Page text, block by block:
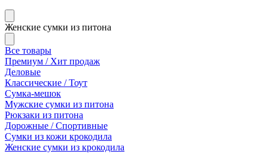
Женские сумки из питона
Все товары
Премиум / Хит продаж
Деловые
Классические / Тоут
Сумка-мешок
Мужские сумки из питона
Рюкзаки из питона
Дорожные / Спортивные
Сумки из кожи крокодила
Женские сумки из крокодила